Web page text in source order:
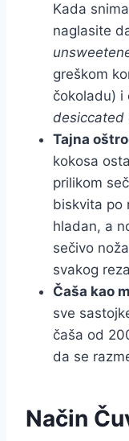
Kada
naglasite
greškom
čokoladu) i
desiccated
Tajna
kokosa
prilikom
biskvita po
hladan, a
sečivo
svakog
Čaša kao
sve
čaša od
da se
Način